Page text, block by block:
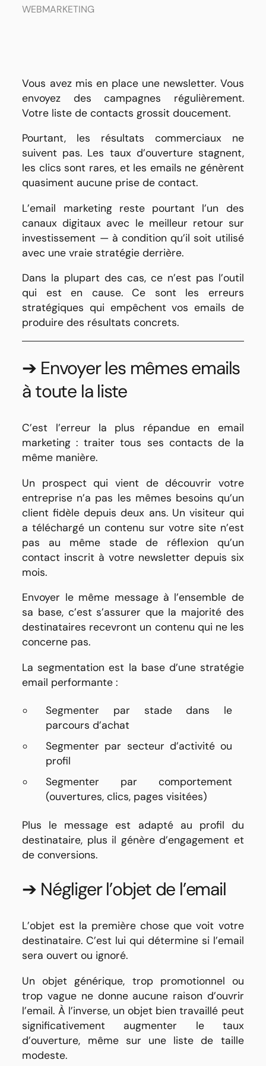
WEBMARKETING
Vous avez mis en place une newsletter. Vous
envoyez des campagnes régulièrement.
Votre liste de contacts grossit doucement.
Pourtant, les résultats commerciaux ne
suivent pas. Les taux d’ouverture stagnent,
les clics sont rares, et les emails ne génèrent
quasiment aucune prise de contact.
L’email marketing reste pourtant l’un des
canaux digitaux avec le meilleur retour sur
investissement — à condition qu’il soit utilisé
avec une vraie stratégie derrière.
Dans la plupart des cas, ce n’est pas l’outil
qui est en cause. Ce sont les erreurs
stratégiques qui empêchent vos emails de
produire des résultats concrets.
➔ Envoyer les mêmes emails
à toute la liste
C’est l’erreur la plus répandue en email
marketing : traiter tous ses contacts de la
même manière.
Un prospect qui vient de découvrir votre
entreprise n’a pas les mêmes besoins qu’un
client fidèle depuis deux ans. Un visiteur qui
a téléchargé un contenu sur votre site n’est
pas au même stade de réflexion qu’un
contact inscrit à votre newsletter depuis six
mois.
Envoyer le même message à l’ensemble de
sa base, c’est s’assurer que la majorité des
destinataires recevront un contenu qui ne les
concerne pas.
La segmentation est la base d’une stratégie
email performante :
Segmenter par stade dans le
parcours d’achat
Segmenter par secteur d’activité ou
profil
Segmenter par comportement
(ouvertures, clics, pages visitées)
Plus le message est adapté au profil du
destinataire, plus il génère d’engagement et
de conversions.
➔ Négliger l’objet de l’email
L’objet est la première chose que voit votre
destinataire. C’est lui qui détermine si l’email
sera ouvert ou ignoré.
Un objet générique, trop promotionnel ou
trop vague ne donne aucune raison d’ouvrir
l’email. À l’inverse, un objet bien travaillé peut
significativement augmenter le taux
d’ouverture, même sur une liste de taille
modeste.